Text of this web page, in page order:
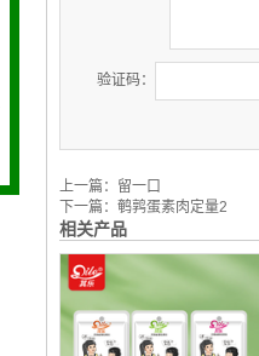
验证码：
上一篇： 留一口
下一篇： 鹌鹑蛋素肉定量2
相关产品